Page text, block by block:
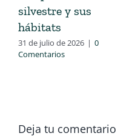
silvestre y sus
hábitats
31 de julio de 2026 | 0
Comentarios
Deja tu comentario